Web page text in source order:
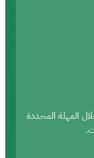
المهلة المحددة